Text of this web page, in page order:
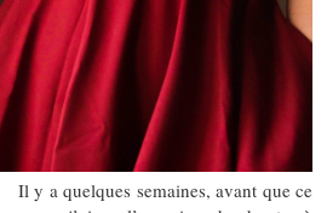
y a quelques semaines, avant que ce